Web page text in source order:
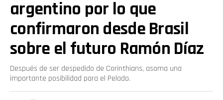
argentino por lo que
confirmaron desde Brasil
sobre el futuro Ramón Díaz
Después de ser despedido de Corinthians, asoma una
importante posibilidad para el Pelado.